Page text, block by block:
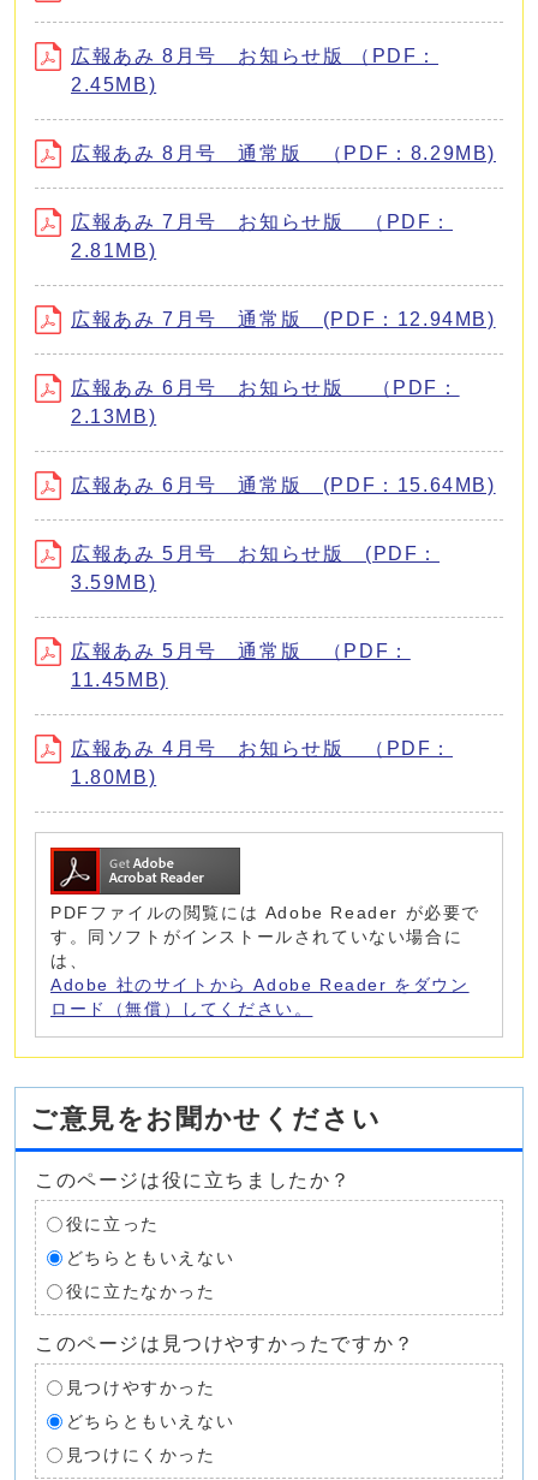
広報あみ 8月号 お知らせ版 （PDF：
2.45MB)
広報あみ 8月号 通常版 （PDF：8.29MB)
広報あみ 7月号 お知らせ版 （PDF：
2.81MB)
広報あみ 7月号 通常版 (PDF：12.94MB)
広報あみ 6月号 お知らせ版 （PDF：
2.13MB)
広報あみ 6月号 通常版 (PDF：15.64MB)
広報あみ 5月号 お知らせ版 (PDF：
3.59MB)
広報あみ 5月号 通常版 （PDF：
11.45MB)
広報あみ 4月号 お知らせ版 （PDF：
1.80MB)
PDFファイルの閲覧には Adobe Reader が必要で
す。同ソフトがインストールされていない場合に
は、
Adobe 社のサイトから Adobe Reader をダウン
ロード（無償）してください。
ご意見をお聞かせください
このページは役に立ちましたか？
役に立った
どちらともいえない
役に立たなかった
このページは見つけやすかったですか？
見つけやすかった
どちらともいえない
見つけにくかった